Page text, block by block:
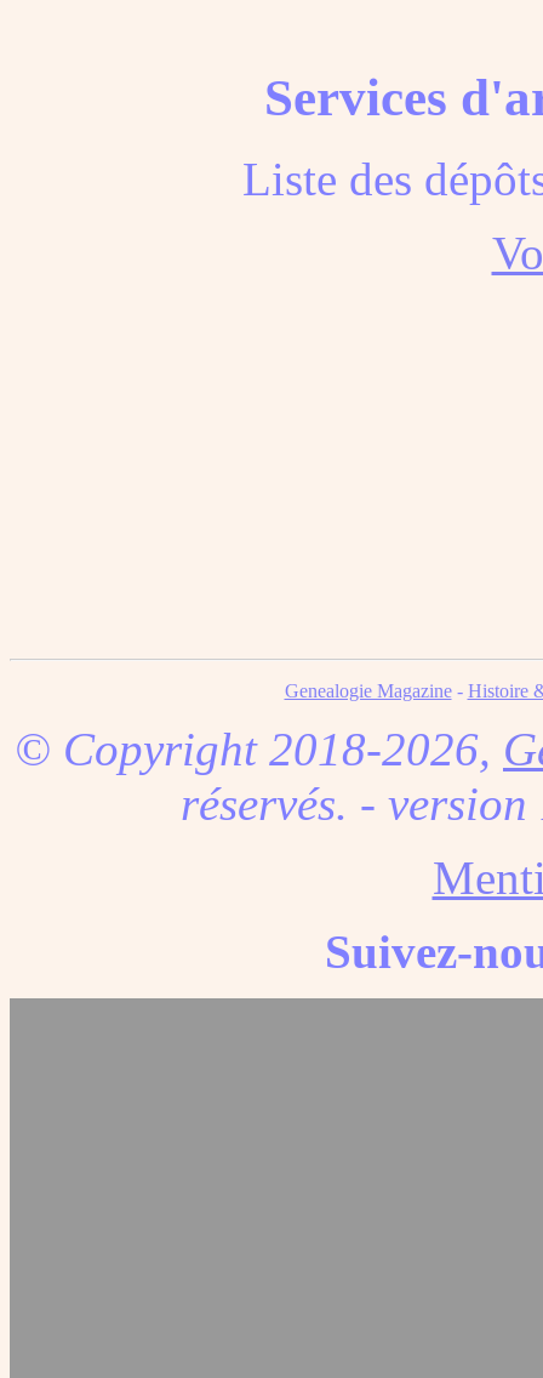
Services
Liste des
Genealogie Magazine- Histoire
© Copyright 2018-2026,
réservés. -
Suivez-